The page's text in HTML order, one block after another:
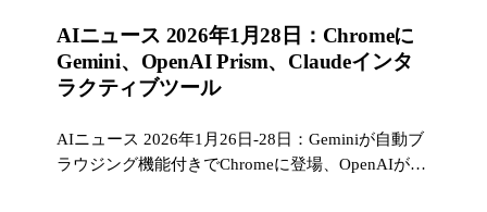
AIニュース 2026年1月28日：Chromeに
Gemini、OpenAI Prism、Claudeインタ
ラクティブツール
AIニュース 2026年1月26日-28日：Geminiが自動ブ
ラウジング機能付きでChromeに登場、OpenAIが科